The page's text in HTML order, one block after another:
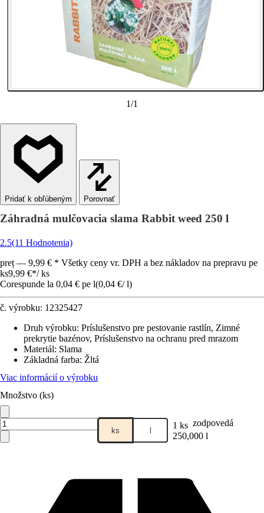
1/1
Porovnať
Záhradná mulčovacia slama Rabbit weed 250 l
2.5(11 Hodnotenia)
preț — 9,99 € * Všetky ceny vr. DPH a bez nákladov na prepravu pe
ks9,99 €*/ ks
Corespunde la 0,04 € pe l(0,04 €/ l)
č. výrobku: 12325427
Druh výrobku: Príslušenstvo pre pestovanie rastlín, Zimné
prekrytie bazénov, Príslušenstvo na ochranu pred mrazom
Materiál: Slama
Základná farba: Žltá
Viac informácií o výrobku
Množstvo (ks)
ks l 1 ks zodpovedá
250,000 l